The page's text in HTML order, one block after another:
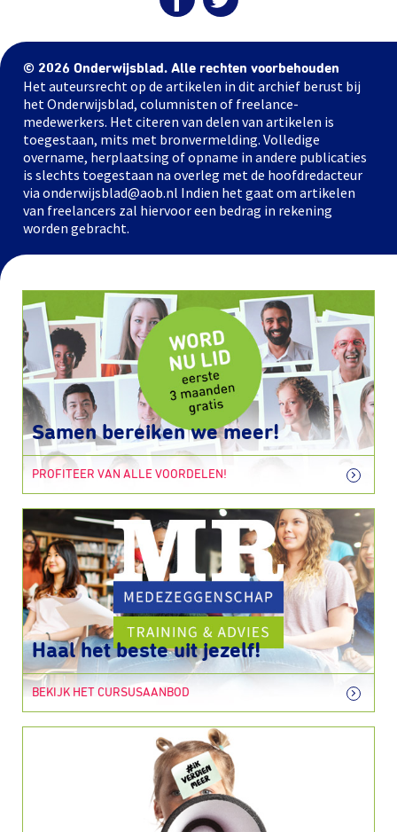
© 2026 Onderwijsblad. Alle rechten voorbehouden
Het auteursrecht op de artikelen in dit archief berust bij
het Onderwijsblad, columnisten of freelance-
medewerkers. Het citeren van delen van artikelen is
toegestaan, mits met bronvermelding. Volledige
overname, herplaatsing of opname in andere publicaties
is slechts toegestaan na overleg met de hoofdredacteur
via onderwijsblad@aob.nl Indien het gaat om artikelen
van freelancers zal hiervoor een bedrag in rekening
worden gebracht.
Samen bereiken we meer!
PROFITEER VAN ALLE VOORDELEN!
Haal het beste uit jezelf!
BEKIJK HET CURSUSAANBOD